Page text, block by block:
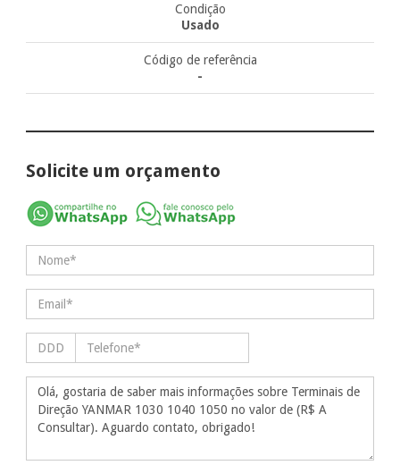
Condição
Usado
Código de referência
-
Solicite um orçamento